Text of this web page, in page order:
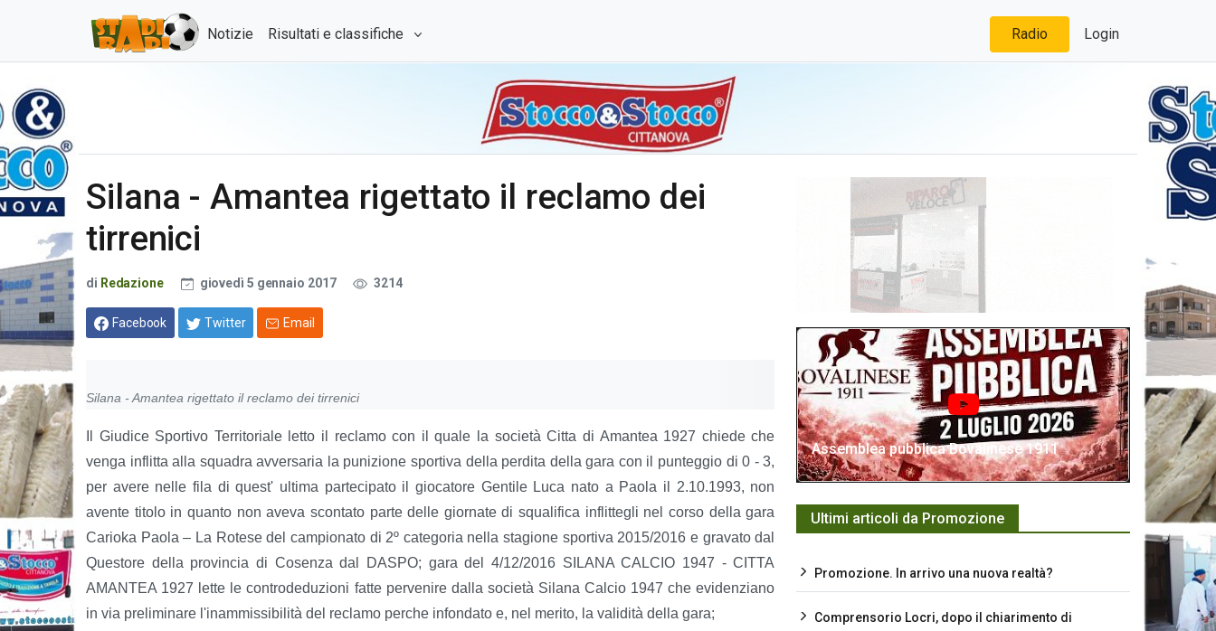
Notizie Risultati e classifiche Radio Login
Silana - Amantea rigettato il reclamo dei
tirrenici
di Redazione giovedì 5 gennaio 2017 3214
Facebook Twitter Email
Silana - Amantea rigettato il reclamo dei tirrenici
Il Giudice Sportivo Territoriale letto il reclamo con il quale la società Citta di Amantea 1927 chiede che
venga inflitta alla squadra avversaria la punizione sportiva della perdita della gara con il punteggio di 0 - 3,
per avere nelle fila di quest' ultima partecipato il giocatore Gentile Luca nato a Paola il 2.10.1993, non
avente titolo in quanto non aveva scontato parte delle giornate di squalifica inflittegli nel corso della gara
Carioka Paola – La Rotese del campionato di 2º categoria nella stagione sportiva 2015/2016 e gravato dal
Questore della provincia di Cosenza dal DASPO; gara del 4/12/2016 SILANA CALCIO 1947 - CITTA
AMANTEA 1927 lette le controdeduzioni fatte pervenire dalla società Silana Calcio 1947 che evidenziano
in via preliminare l'inammissibilità del reclamo perche infondato e, nel merito, la validità della gara;
Assemblea pubblica Bovalinese 1911
Ultimi articoli da Promozione
Promozione. In arrivo una nuova realtà?
Comprensorio Locri, dopo il chiarimento di